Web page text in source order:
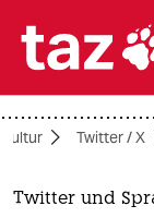
themen
Twitter / X
Twitter und